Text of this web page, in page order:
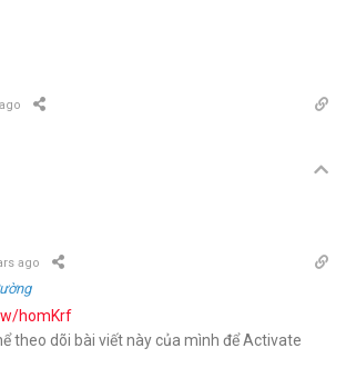
ago
homKrf
theo dõi bài viết này của mình để Activate